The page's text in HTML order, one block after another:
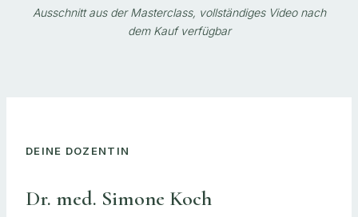
Ausschnitt aus der Masterclass, vollständiges Video nach
dem Kauf verfügbar
DEINE DOZENTIN
Dr. med. Simone Koch